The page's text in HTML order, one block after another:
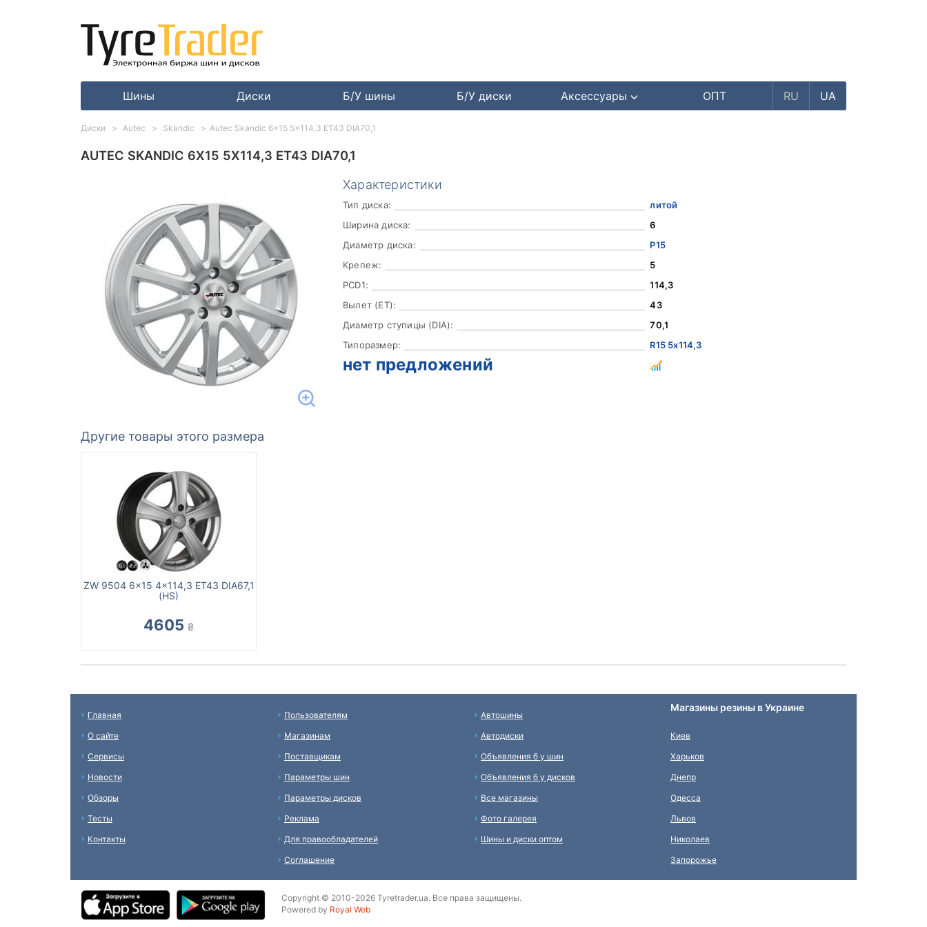
Шины Диски Б/У шины Б/У диски Аксессуары ОПТ RU UA
AUTEC SKANDIC 6X15 5X114,3 ET43 DIA70,1
Характеристики
Тип диска:
литой
Ширина диска:
6
Диаметр диска:
Р15
Крепеж:
5
PCD1:
114,3
Вылет (ET):
43
Диаметр ступицы (DIA):
70,1
Типоразмер:
R15 5x114,3
нет предложений
Другие товары этого размера
ZW 9504 6x15 4x114,3 ET43 DIA67,1
(HS)
4605 ₴
Диски Autec Skandic Autec Skandic 6x15 5x114,3 ET43 DIA70,1
Главная
О сайте
Сервисы
Новости
Обзоры
Тесты
Контакты
Пользователям
Магазинам
Поставщикам
Параметры шин
Параметры дисков
Реклама
Для правообладателей
Соглашение
Автошины
Автодиски
Объявления б у шин
Объявления б у дисков
Все магазины
Фото галерея
Шины и диски оптом
Магазины резины в Украине
Киев
Харьков
Днепр
Одесса
Львов
Николаев
Запорожье
Copyright © 2010-2026 Tyretrader.ua. Все права защищены.
Powered by Royal Web